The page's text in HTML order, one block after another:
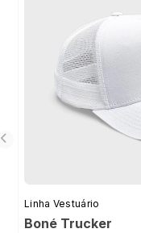
Linha Vestuário
Boné Trucker